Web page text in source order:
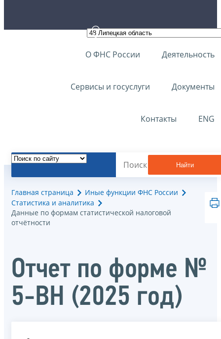
О ФНС России Деятельность
Сервисы и госуслуги Документы
Контакты ENG
Найти
Главная страница
Иные функции ФНС России
Статистика и аналитика
Данные по формам статистической налоговой
отчётности
Отчет по форме №
5-ВН (2025 год)